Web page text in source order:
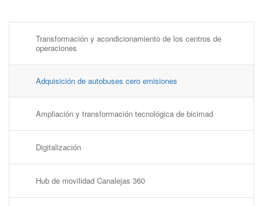
Transformación y acondicionamiento de los centros de
operaciones
Adquisición de autobuses cero emisiones
Ampliación y transformación tecnológica de bicimad
Digitalización
Hub de movilidad Canalejas 360